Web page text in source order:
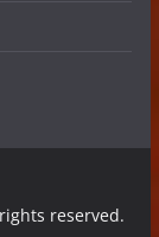
reserved.